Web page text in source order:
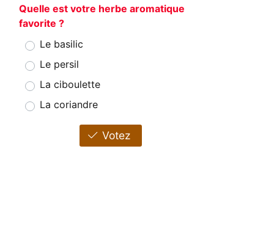
Quelle est votre herbe aromatique
favorite ?
Le basilic
Le persil
La ciboulette
La coriandre
Votez